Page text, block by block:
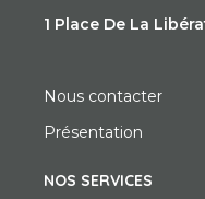
1 Place De La
Nous contacter
Présentation
NOS SERVICES